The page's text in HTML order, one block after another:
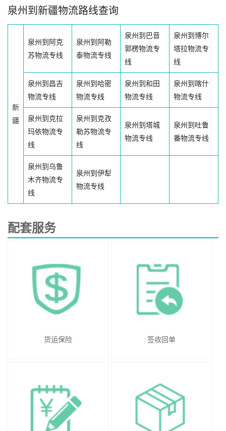
泉州到新疆物流路线查询
新
疆
泉州到阿克
苏物流专线
泉州到阿勒
泰物流专线
泉州到巴音
郭楞物流专
线
泉州到博尔
塔拉物流专
线
泉州到昌吉
物流专线
泉州到哈密
物流专线
泉州到和田
物流专线
泉州到喀什
物流专线
泉州到克拉
玛依物流专
线
泉州到克孜
勒苏物流专
线
泉州到塔城
物流专线
泉州到吐鲁
番物流专线
泉州到乌鲁
木齐物流专
线
泉州到伊犁
物流专线
配套服务
货运保险 签收回单